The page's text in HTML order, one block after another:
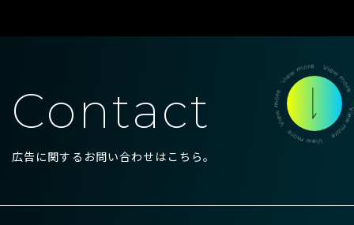
Contact
広告に関するお問い合わせはこちら。